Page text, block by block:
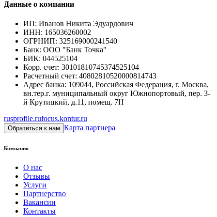
Данные о компании
ИП: Иванов Никита Эдуардович
ИНН: 165036260002
ОГРНИП: 325169000241540
Банк: ООО "Банк Точка"
БИК: 044525104
Корр. счет: 30101810745374525104
Расчетный счет: 40802810520000814743
Адрес банка: 109044, Российская Федерация, г. Москва,
вн.тер.г. муниципальный округ Южнопортовый, пер. 3-
й Крутицкий, д.11, помещ. 7Н
rusprofile.rufocus.kontur.ru
Обратиться к нам Карта партнера
Компания
О нас
Отзывы
Услуги
Партнерство
Вакансии
Контакты